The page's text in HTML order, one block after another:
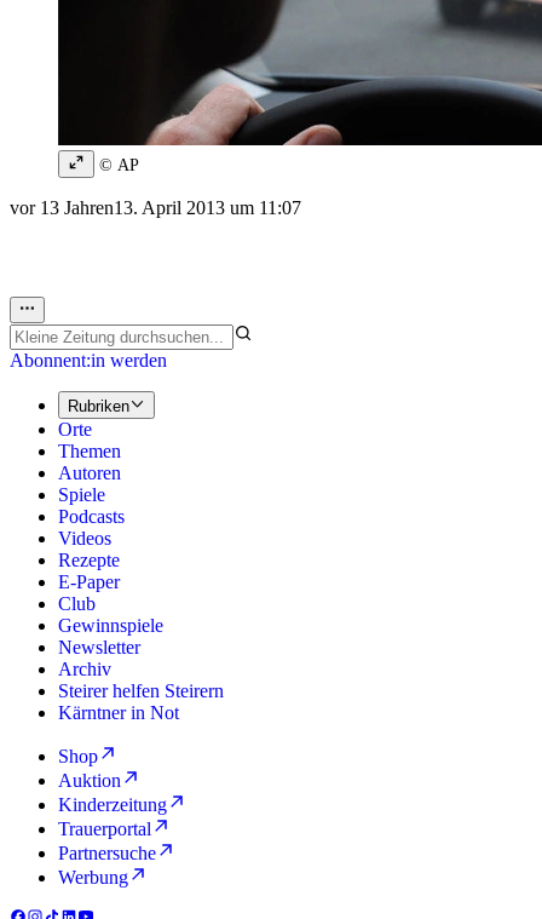
© AP
vor 13 Jahren13. April 2013 um 11:07
Abonnent:in werden
Rubriken
Orte
Themen
Autoren
Spiele
Podcasts
Videos
Rezepte
E-Paper
Club
Gewinnspiele
Newsletter
Archiv
Steirer helfen Steirern
Kärntner in Not
Shop
Auktion
Kinderzeitung
Trauerportal
Partnersuche
Werbung